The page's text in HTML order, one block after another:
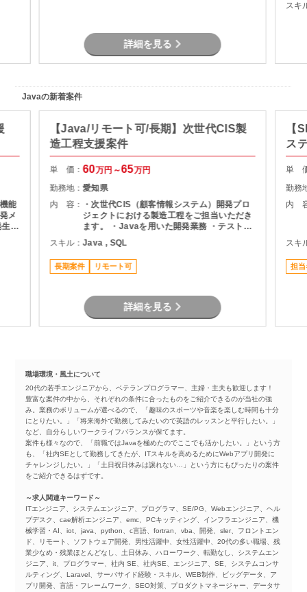
詳細を見る
スキ
Javaの新着案件
能
メ
【Java/リモート可/長期】次世代CIS製
造工程支援案件
単 価：60万円～65万円
勤務地：愛知県
内 容：
・次世代CIS（顧客情報システム）開発プロ
ジェクトにおける製造工程をご担当いただき
ます。 ・Javaを用いた開発業務 ・テスト実
施（Junit） ・Oracle環境での開発 ・結合工
程を中心とした開発支援
スキル：Java , SQL
長期案件 リモート可
詳細を見る
【
ス
単
勤務
内
スキ
担当
職場環境・風土について
20代の若手エンジニアから、ベテランプログラマー、主婦・主夫も歓迎します！
豊富な案件の中から、それぞれの条件に合ったものをご紹介できるのが当社の強
み。業務のボリュームが選べるので、「趣味のスポーツや音楽を楽しむ時間も十分
にとりたい。」「将来海外で勤務してみたいので英語のレッスンと平行したい。」
など、自分らしいワークライフバランスが保てます。
案件も様々なので、「前職ではJavaを極めたのでここでも活かしたい。」という方
も、「社内SEとして勤務してきたが、ITスキルを高めるためにWebアプリ開発に
チャレンジしたい。」「土日祝日休みは譲れない…」という方にもぴったりの案件
をご紹介できるはずです。
～求人関連キーワード～
ITエンジニア、システムエンジニア、プログラマ、SE/PG、Webエンジニア、ヘル
プデスク、cae解析エンジニア、emc、PCキッティング、インフラエンジニア、機
械学習・AI、iot、java、python、c言語、fortran、vba、開発、sler、フロントエン
ド、リモート、ソフトウェア開発、男性活躍中、女性活躍中、20代の多い職場、残
業少なめ・残業ほとんどなし、土日休み、ハローワーク、転勤なし、システムエン
ジニア、it、プログラマー、社内 SE、社内SE、エンジニア、SE、システムコンサ
ルティング、Laravel、サーバサイド経験・スキル、WEB制作、ビッグデータ、ア
プリ開発、言語・フレームワーク、SEO対策、プロダクトマネージャー、データサ